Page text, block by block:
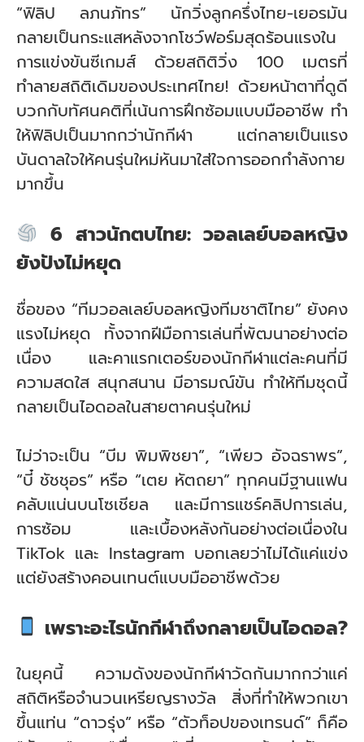
“ฟิลิป ลภนภัทร” นักวิ่งลูกครึ่งไทย-เยอรมัน
กลายเป็นกระแสหลังจากโชว์ฟอร์มสุดร้อนแรงใน
การแข่งขันซีเกมส์ ด้วยสถิติวิ่ง 100 เมตรที่
ทำลายสถิติเดิมของประเทศไทย! ด้วยหน้าตาที่ดูดี
บวกกับทัศนคติที่เน้นการฝึกซ้อมแบบมืออาชีพ ทำ
ให้ฟิลิปเป็นมากกว่านักกีฬา แต่กลายเป็นแรง
บันดาลใจให้คนรุ่นใหม่หันมาใส่ใจการออกกำลังกาย
มากขึ้น
6 สาวนักตบไทย: วอลเลย์บอลหญิง
ยังปังไม่หยุด
ชื่อของ “ทีมวอลเลย์บอลหญิงทีมชาติไทย” ยังคง
แรงไม่หยุด ทั้งจากฝีมือการเล่นที่พัฒนาอย่างต่อ
เนื่อง และคาแรกเตอร์ของนักกีฬาแต่ละคนที่มี
ความสดใส สนุกสนาน มีอารมณ์ขัน ทำให้ทีมชุดนี้
กลายเป็นไอดอลในสายตาคนรุ่นใหม่
ไม่ว่าจะเป็น “บีม พิมพิชยา”, “เพียว อัจฉราพร”,
“บี๋ ชัชชุอร” หรือ “เตย หัตถยา” ทุกคนมีฐานแฟน
คลับแน่นบนโซเชียล และมีการแชร์คลิปการเล่น,
การซ้อม และเบื้องหลังกันอย่างต่อเนื่องใน
TikTok และ Instagram บอกเลยว่าไม่ได้แค่แข่ง
แต่ยังสร้างคอนเทนต์แบบมืออาชีพด้วย
เพราะอะไรนักกีฬาถึงกลายเป็นไอดอล?
ในยุคนี้ ความดังของนักกีฬาวัดกันมากกว่าแค่
สถิติหรือจำนวนเหรียญรางวัล สิ่งที่ทำให้พวกเขา
ขึ้นแท่น “ดาวรุ่ง” หรือ “ตัวท็อปของเทรนด์” ก็คือ